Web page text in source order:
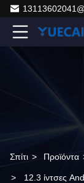
Σπίτι > Προϊόντα
> 12.3 ίντσες